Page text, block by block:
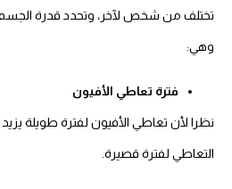
تختلف من شخص لآخر، وتحدد قدرة
وهي:
فترة تعاطي الأفيون
نظرا لأن تعاطي الأفيون لفترة طويلة
التعاطي لفترة قصيرة.